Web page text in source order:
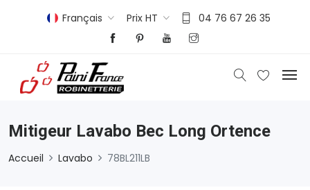
Français Prix HT 04 76 67 26 35
Mitigeur Lavabo Bec Long Ortence
Accueil Lavabo 78BL211LB